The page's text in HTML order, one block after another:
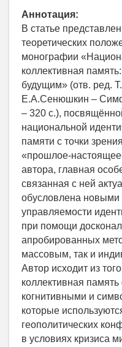
Аннотация:
В статье
теоретических
монографии
коллективная
будущим» (отв. ред.
Е.А.Сенюшкин –
– 320 с.),
национальной
памяти с точки
«прошлое-
автора, главная
связанная с ней
обусловлена новыми
управляемости
при помощи
апробированных
массовым, так и
Автор исходит из
коллективная
когнитивными и
которые
геополитических
в условиях кризиса